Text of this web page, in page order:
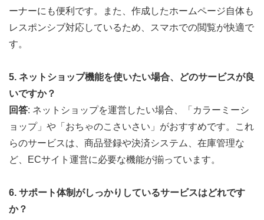
ーナーにも便利です。また、作成したホームページ自体も
レスポンシブ対応しているため、スマホでの閲覧が快適で
す。
5. ネットショップ機能を使いたい場合、どのサービスが良
いですか？
回答: ネットショップを運営したい場合、「カラーミーシ
ョップ」や「おちゃのこさいさい」がおすすめです。これ
らのサービスは、商品登録や決済システム、在庫管理な
ど、ECサイト運営に必要な機能が揃っています。
6. サポート体制がしっかりしているサービスはどれです
か？